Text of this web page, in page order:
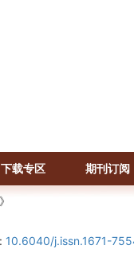
下载专区 期刊订阅
10.6040/j.issn.1671-